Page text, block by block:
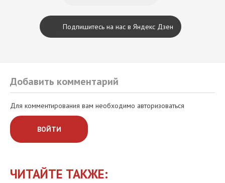
Подпишитесь на нас в Яндекс Дзен
Добавить комментарий
Для комментирования вам необходимо авторизоваться
ВОЙТИ
ЧИТАЙТЕ ТАКЖЕ: